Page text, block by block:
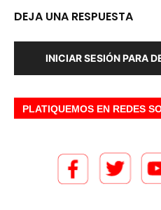
DEJA UNA RESPUESTA
INICIAR SESIÓN PARA
PLATIQUEMOS EN REDES